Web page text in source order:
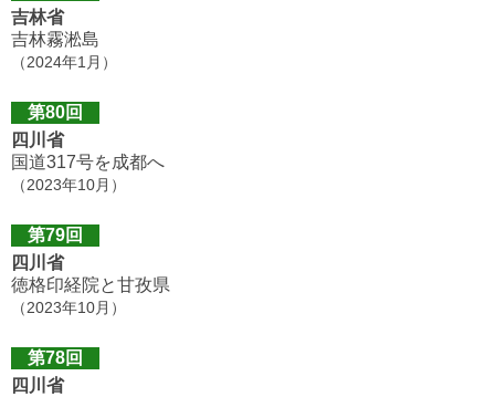
吉林省
吉林霧淞島
（2024年1月）
第80回
四川省
国道317号を成都へ
（2023年10月）
第79回
四川省
徳格印経院と甘孜県
（2023年10月）
第78回
四川省